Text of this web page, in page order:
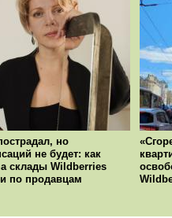
но
не будет: как
склады Wildberries
по продавцам